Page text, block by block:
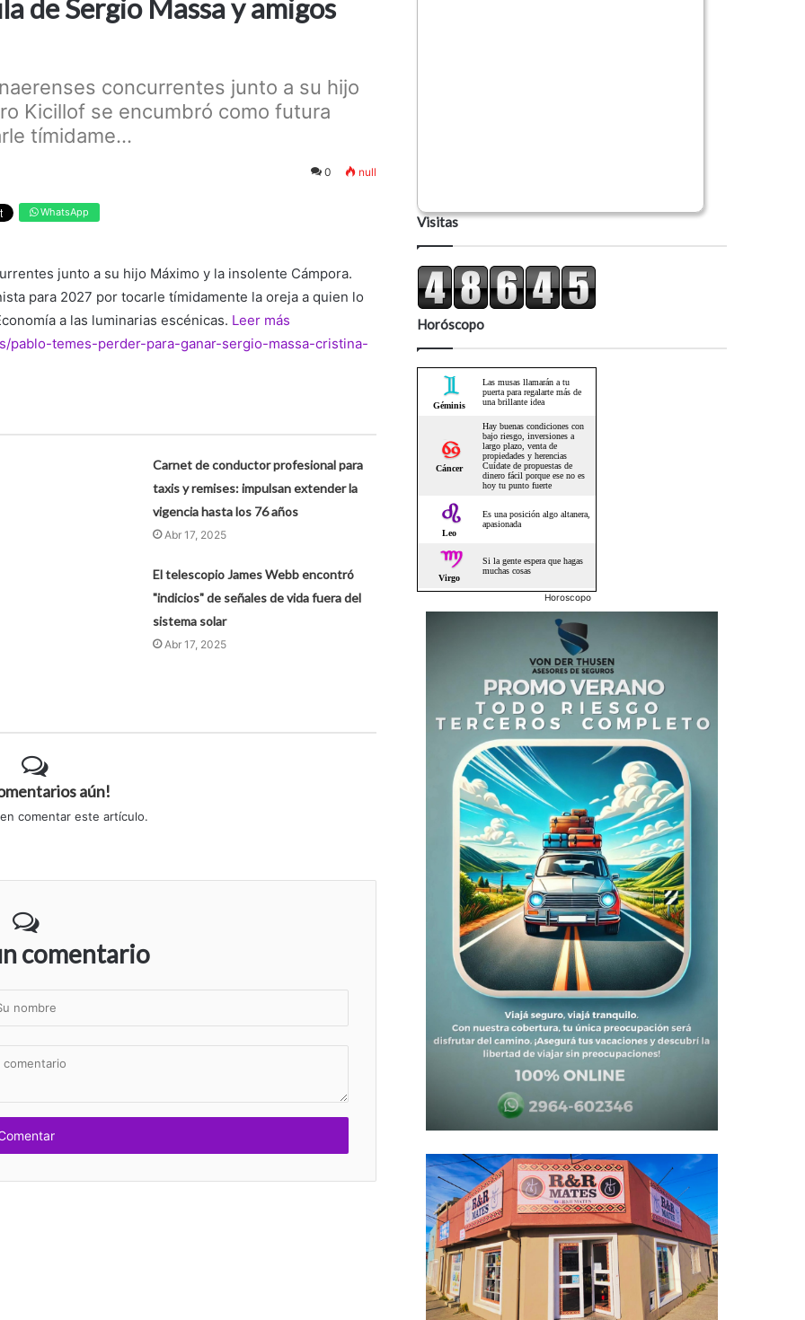
de Sergio Massa y amigos
concurrentes junto a su hijo
Kicillof se encumbró como futura
tímidame...
0 null
WhatsApp
junto a su hijo Máximo y la insolente Cámpora.
para 2027 por tocarle tímidamente la oreja a quien lo
a las luminarias escénicas. Leer más
pablo-temes-perder-para-ganar-sergio-massa-cristina-
Carnet de conductor profesional para
taxis y remises: impulsan extender la
vigencia hasta los 76 años
Abr 17, 2025
El telescopio James Webb encontró
"indicios" de señales de vida fuera del
sistema solar
Abr 17, 2025
aún!
comentar este artículo.
comentario
Visitas
Horóscopo
Horoscopo